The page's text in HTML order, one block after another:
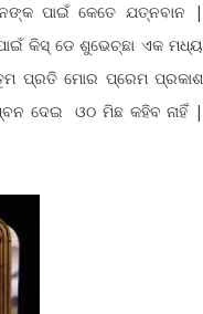
ପାଇଁ କେତେ ଯତ୍ନବାନ |
କିସ୍ ଡେ ଶୁଭେଚ୍ଛା ଏକ ମଧ୍ୟ
ପ୍ରତି ମୋର ପ୍ରେମ ପ୍ରକାଶ
ଦେଇ ଓଠ ମିଛ କହିବ ନାହିଁ |